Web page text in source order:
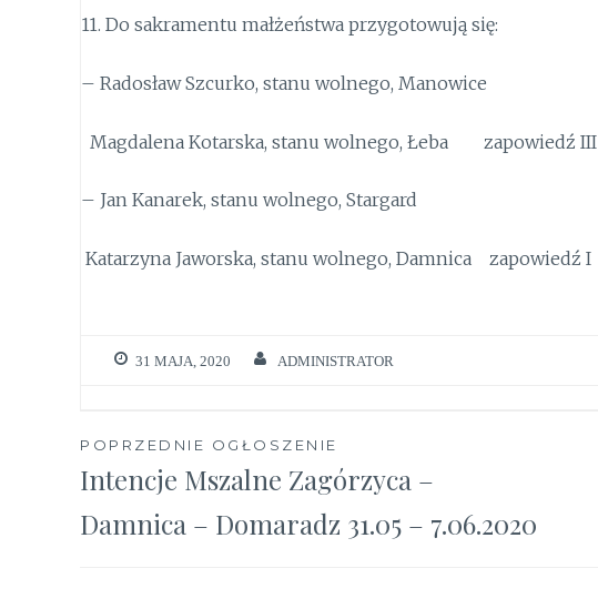
11. Do sakramentu małżeństwa przygotowują się:
– RadosławSzcurko, stanu wolnego, Manowice
Magdalena Kotarska, stanu wolnego, Łeba zapowiedź III
– Jan Kanarek, stanu wolnego, Stargard
Katarzyna Jaworska, stanu wolnego, Damnica zapowiedź I
31 MAJA, 2020 ADMINISTRATOR
Nawigacja
wpisu
POPRZEDNIE OGŁOSZENIE
Intencje Mszalne Zagórzyca –
Damnica – Domaradz 31.05 – 7.06.2020